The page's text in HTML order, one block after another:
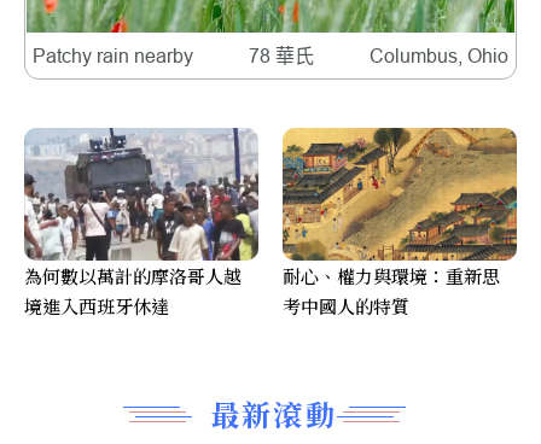
Patchy rain nearby 78 華氏 Columbus, Ohio
最新滾動
為何數以萬計的摩洛哥人越
境進入西班牙休達
耐心、權力與環境：重新思
考中國人的特質